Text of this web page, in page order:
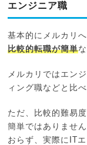
エンジニア職
基本的にメルカリ
比較的転職が簡単
メルカリではエン
ィング職などと比
ただ、比較的難易
簡単ではありませ
おらず、実際にIT